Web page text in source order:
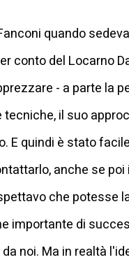
quando
conto del Locarno
- a parte la
il suo
E quindi è stato
anche se
che potesse
importante di
noi. Ma in realtà